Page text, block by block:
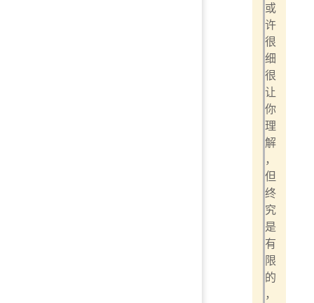
或
许
很
细
很
让
你
理
解
，
但
终
究
是
有
限
的
，